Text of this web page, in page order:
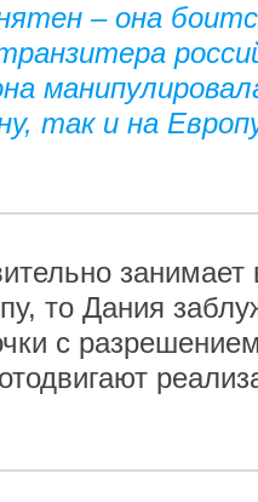
– она
так и на
то Дания
с